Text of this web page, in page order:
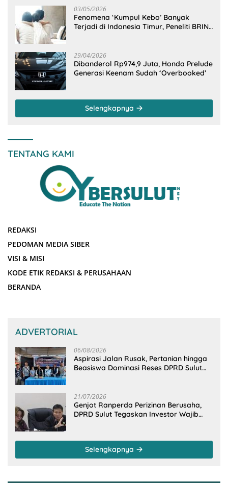
03/05/2026
Fenomena ‘Kumpul Kebo’ Banyak
Terjadi di Indonesia Timur, Peneliti BRIN
29/04/2026
Dibanderol Rp974,9 Juta, Honda Prelude
Generasi Keenam Sudah ‘Overbooked’
Selengkapnya
TENTANG KAMI
REDAKSI
PEDOMAN MEDIA SIBER
VISI & MISI
KODE ETIK REDAKSI & PERUSAHAAN
BERANDA
ADVERTORIAL
06/08/2026
Aspirasi Jalan Rusak, Pertanian hingga
Beasiswa Dominasi Reses DPRD Sulut
21/07/2026
Genjot Ranperda Perizinan Berusaha,
DPRD Sulut Tegaskan Investor Wajib
Selengkapnya